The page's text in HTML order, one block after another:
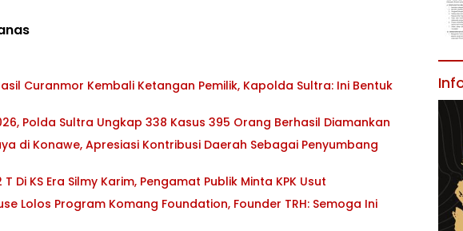
Curanmor Kembali Ketangan Pemilik, Kapolda Sultra: Ini Bentuk
Polda Sultra Ungkap 338 Kasus 395 Orang Berhasil Diamankan
di Konawe, Apresiasi Kontribusi Daerah Sebagai Penyumbang
Di KS Era Silmy Karim, Pengamat Publik Minta KPK Usut
Lolos Program Komang Foundation, Founder TRH: Semoga Ini